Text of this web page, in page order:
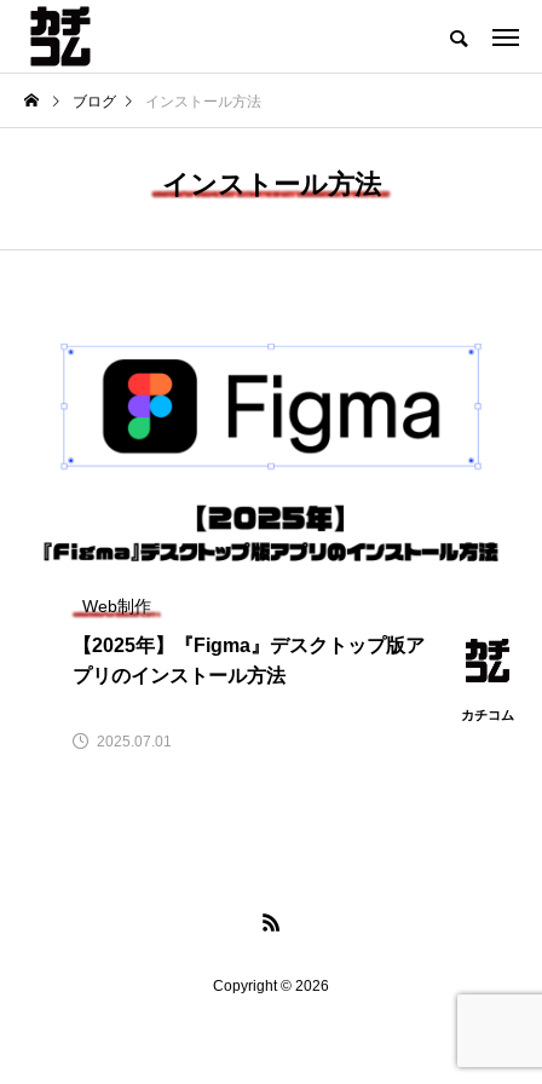
ブログ インストール方法
インストール方法
Web制作
【2025年】『Figma』デスクトップ版ア
プリのインストール方法
カチコム
2025.07.01
Copyright © 2026